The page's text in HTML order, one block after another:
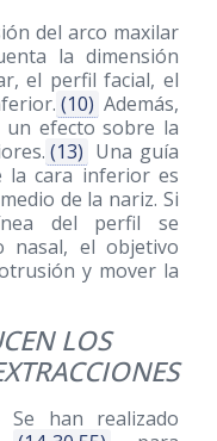
del arco maxilar
la dimensión
el perfil facial, el
(10) Además,
efecto sobre la
(13) Una guía
la cara inferior es
de la nariz. Si
del perfil se
nasal, el objetivo
y mover la
LOS
han realizado